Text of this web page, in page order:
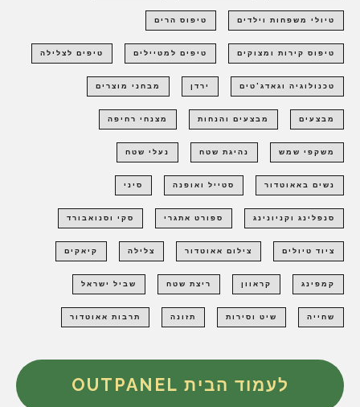
טיולי משפחות וילדים טיפוס הרים
טיפוס קירות ומצוקים טיפים למטיילים טיפים לצלילה
טכנולוגיה וגאדג'טים ירדן מבחני מוצרים
מבצעים מבצעים והנחות מצנחי רחיפה
משקפי שמש נהיגת שטח נעלי שטח
נשים באאוטדור סטייל ואופנה סיני
סנפלינג וקניונינג ספורט אתגרי סקי וסנואבורד
ציוד טיולים צילום אאוטדור צלילה קיאקים
קמפינג קראוון ריצת שטח שביל ישראל
שחייה שיט וסירות תזונה תרבות אאוטדור
לעמוד הבית OUTPANEL